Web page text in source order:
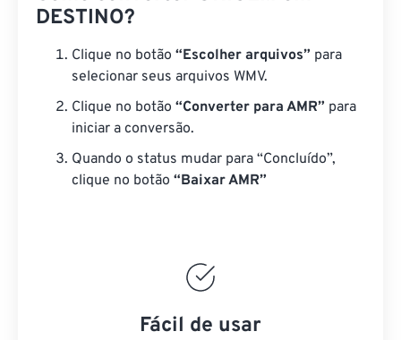
DESTINO?
Clique no botão “Escolher arquivos” para
selecionar seus arquivos WMV.
Clique no botão “Converter para AMR” para
iniciar a conversão.
Quando o status mudar para “Concluído”,
clique no botão “Baixar AMR”
Fácil de usar